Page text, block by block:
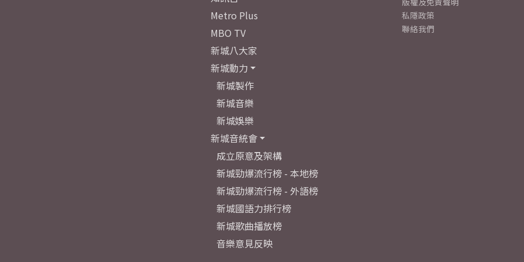
Metro Plus
MBO TV
新城八大家
新城動力
新城製作
新城音樂
新城娛樂
新城音統會
成立原意及架構
新城勁爆流行榜 - 本地榜
新城勁爆流行榜 - 外語榜
新城國語力排行榜
新城歌曲播放榜
音樂意見反映
私隱政策
聯絡我們